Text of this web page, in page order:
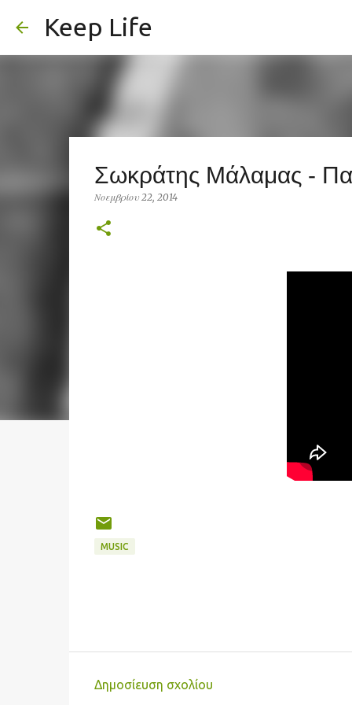
Keep Life
Σωκράτης Μάλαμας -
Νοεμβρίου 22, 2014
MUSIC
Δημοσίευση σχολίου